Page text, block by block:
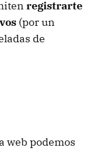
registrarte
(por un
de
web podemos